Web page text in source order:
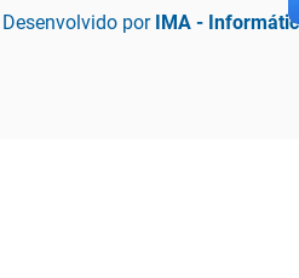
Desenvolvido por IMA -